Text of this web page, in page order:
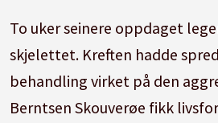
To uker seinere oppdaget
skjelettet. Kreften hadde
behandling virket på den
Berntsen Skouverøe fikk